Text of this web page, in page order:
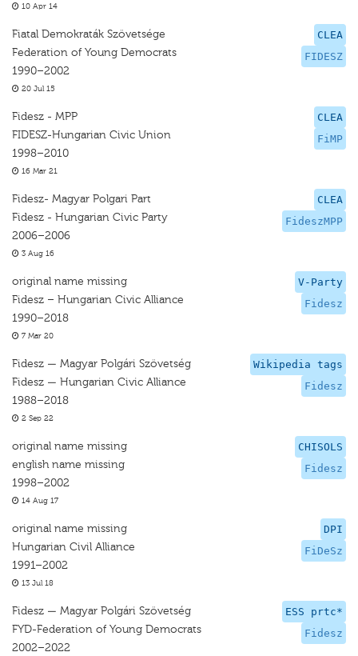
10 Apr 14
CLEA
FIDESZ
Fiatal Demokraták Szövetsége
Federation of Young Democrats
1990–2002
20 Jul 15
CLEA
FiMP
Fidesz - MPP
FIDESZ-Hungarian Civic Union
1998–2010
16 Mar 21
CLEA
FideszMPP
Fidesz- Magyar Polgari Part
Fidesz - Hungarian Civic Party
2006–2006
3 Aug 16
V-Party
Fidesz
original name missing
Fidesz – Hungarian Civic Alliance
1990–2018
7 Mar 20
Wikipedia tags
Fidesz
Fidesz — Magyar Polgári Szövetség
Fidesz — Hungarian Civic Alliance
1988–2018
2 Sep 22
CHISOLS
Fidesz
original name missing
english name missing
1998–2002
14 Aug 17
DPI
FiDeSz
original name missing
Hungarian Civil Alliance
1991–2002
13 Jul 18
ESS prtc*
Fidesz
Fidesz — Magyar Polgári Szövetség
FYD-Federation of Young Democrats
2002–2022